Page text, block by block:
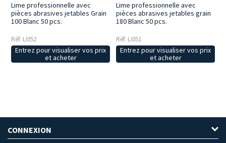
Lime professionnelle avec
pièces abrasives jetables Grain
100 Blanc 50 pcs.
Réf: LI052
Entrez pour visualiser vos prix
et acheter
Lime professionnelle avec
pièces abrasives jetables grain
180 Blanc 50 pcs.
Réf: LI051
Entrez pour visualiser vos prix
et acheter
CONNEXION